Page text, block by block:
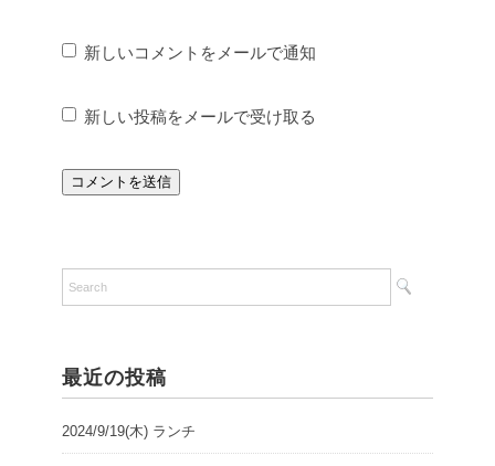
新しいコメントをメールで通知
新しい投稿をメールで受け取る
最近の投稿
2024/9/19(木) ランチ